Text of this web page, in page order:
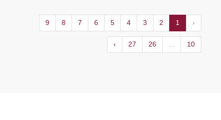
‹
1
2
3
4
5
6
7
8
9
10
...
26
27
›